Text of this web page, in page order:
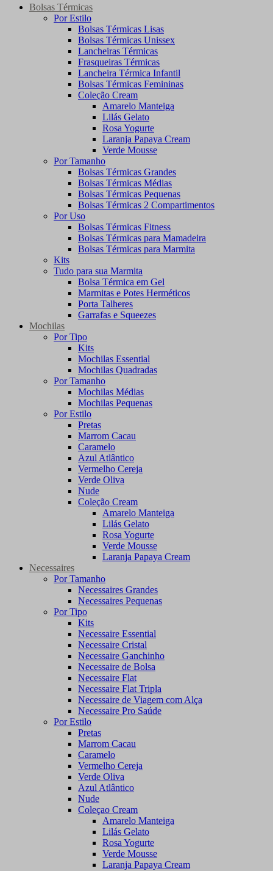
Bolsas Térmicas
Por Estilo
Bolsas Térmicas Lisas
Bolsas Térmicas Unissex
Lancheiras Térmicas
Frasqueiras Térmicas
Lancheira Térmica Infantil
Bolsas Térmicas Femininas
Coleção Cream
Amarelo Manteiga
Lilás Gelato
Rosa Yogurte
Laranja Papaya Cream
Verde Mousse
Por Tamanho
Bolsas Térmicas Grandes
Bolsas Térmicas Médias
Bolsas Térmicas Pequenas
Bolsas Térmicas 2 Compartimentos
Por Uso
Bolsas Térmicas Fitness
Bolsas Térmicas para Mamadeira
Bolsas Térmicas para Marmita
Kits
Tudo para sua Marmita
Bolsa Térmica em Gel
Marmitas e Potes Herméticos
Porta Talheres
Garrafas e Squeezes
Mochilas
Por Tipo
Kits
Mochilas Essential
Mochilas Quadradas
Por Tamanho
Mochilas Médias
Mochilas Pequenas
Por Estilo
Pretas
Marrom Cacau
Caramelo
Azul Atlântico
Vermelho Cereja
Verde Oliva
Nude
Coleção Cream
Amarelo Manteiga
Lilás Gelato
Rosa Yogurte
Verde Mousse
Laranja Papaya Cream
Necessaires
Por Tamanho
Necessaires Grandes
Necessaires Pequenas
Por Tipo
Kits
Necessaire Essential
Necessaire Cristal
Necessaire Ganchinho
Necessaire de Bolsa
Necessaire Flat
Necessaire Flat Tripla
Necessaire de Viagem com Alça
Necessaire Pro Saúde
Por Estilo
Pretas
Marrom Cacau
Caramelo
Vermelho Cereja
Verde Oliva
Azul Atlântico
Nude
Coleçao Cream
Amarelo Manteiga
Lilás Gelato
Rosa Yogurte
Verde Mousse
Laranja Papaya Cream